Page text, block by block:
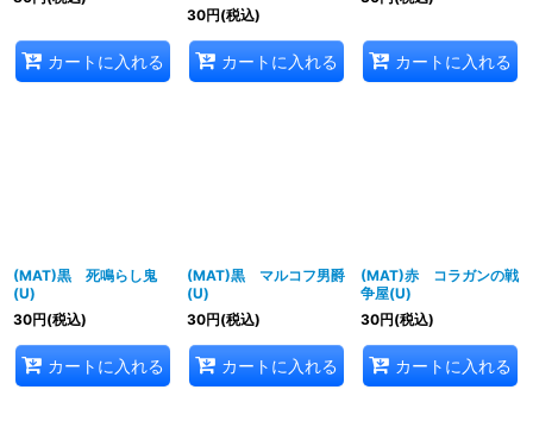
カートに入れる
30円(税込)
カートに入れる カートに入れる
(MAT)黒 死鳴らし鬼
(U)
30円(税込)
カートに入れる
(MAT)黒 マルコフ男爵
(U)
30円(税込)
カートに入れる
(MAT)赤 コラガンの戦
争屋(U)
30円(税込)
カートに入れる